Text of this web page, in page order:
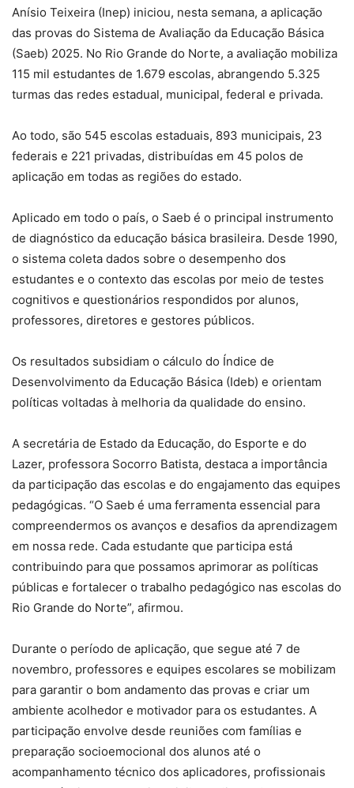
Anísio Teixeira (Inep) iniciou, nesta semana, a aplicação
das provas do Sistema de Avaliação da Educação Básica
(Saeb) 2025. No Rio Grande do Norte, a avaliação mobiliza
115 mil estudantes de 1.679 escolas, abrangendo 5.325
turmas das redes estadual, municipal, federal e privada.
Ao todo, são 545 escolas estaduais, 893 municipais, 23
federais e 221 privadas, distribuídas em 45 polos de
aplicação em todas as regiões do estado.
Aplicado em todo o país, o Saeb é o principal instrumento
de diagnóstico da educação básica brasileira. Desde 1990,
o sistema coleta dados sobre o desempenho dos
estudantes e o contexto das escolas por meio de testes
cognitivos e questionários respondidos por alunos,
professores, diretores e gestores públicos.
Os resultados subsidiam o cálculo do Índice de
Desenvolvimento da Educação Básica (Ideb) e orientam
políticas voltadas à melhoria da qualidade do ensino.
A secretária de Estado da Educação, do Esporte e do
Lazer, professora Socorro Batista, destaca a importância
da participação das escolas e do engajamento das equipes
pedagógicas. “O Saeb é uma ferramenta essencial para
compreendermos os avanços e desafios da aprendizagem
em nossa rede. Cada estudante que participa está
contribuindo para que possamos aprimorar as políticas
públicas e fortalecer o trabalho pedagógico nas escolas do
Rio Grande do Norte”, afirmou.
Durante o período de aplicação, que segue até 7 de
novembro, professores e equipes escolares se mobilizam
para garantir o bom andamento das provas e criar um
ambiente acolhedor e motivador para os estudantes. A
participação envolve desde reuniões com famílias e
preparação socioemocional dos alunos até o
acompanhamento técnico dos aplicadores, profissionais